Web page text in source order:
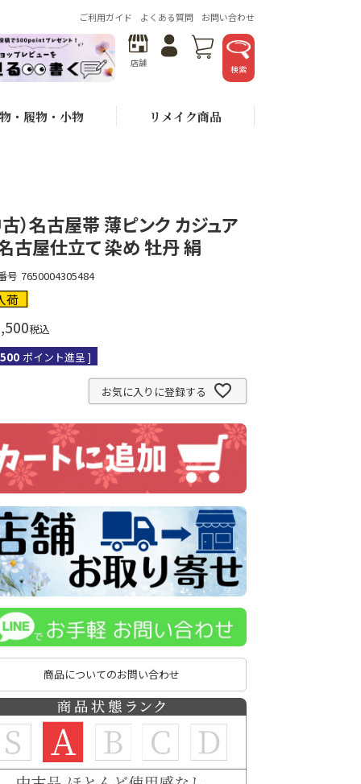
ご利用ガイド よくある質問 お問い合わせ
店舗
検索
・履物・小物 リメイク商品
古）名古屋帯 薄ピンク カジュア
古屋仕立て 染め 牡丹 絹
号 7650004305484
荷
税込
ポイント進呈 ]
お気に入りに登録する
商品についてのお問い合わせ